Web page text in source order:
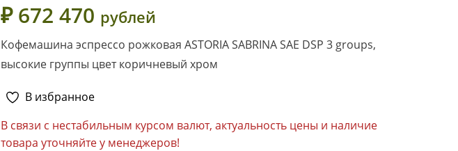
₽ 672 470 рублей
Кофемашина эспрессо рожковая ASTORIA SABRINA SAE DSP 3 groups,
высокие группы цвет коричневый хром
В избранное
В связи с нестабильным курсом валют, актуальность цены и наличие
товара уточняйте у менеджеров!